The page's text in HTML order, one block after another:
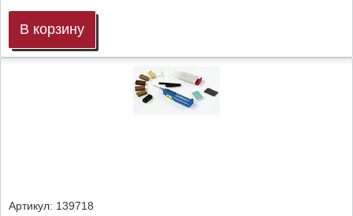
В корзину
Артикул: 139718